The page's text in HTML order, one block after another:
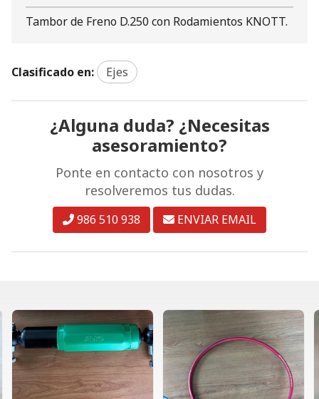
Tambor de Freno D.250 con Rodamientos KNOTT.
Clasificado en: Ejes
¿Alguna duda? ¿Necesitas
asesoramiento?
Ponte en contacto con nosotros y
resolveremos tus dudas.
986 510 938 ENVIAR EMAIL